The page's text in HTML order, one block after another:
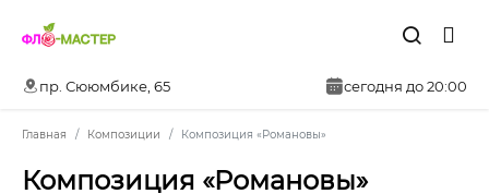
пр. Сююмбике, 65 сегодня до 20:00
Главная Композиции Композиция «Романовы»
Композиция «Романовы»